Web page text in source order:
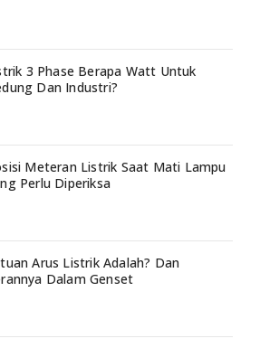
3 Phase Berapa Watt Untuk
Dan Industri?
Meteran Listrik Saat Mati Lampu
Perlu Diperiksa
Arus Listrik Adalah? Dan
Dalam Genset